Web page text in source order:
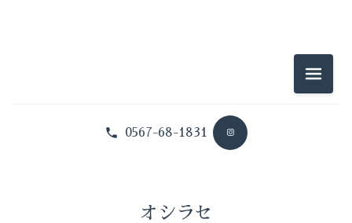
2024-08（1）
2024-06（2）
0567-68-1831
2026-03（1）
メニュ
オシラセ